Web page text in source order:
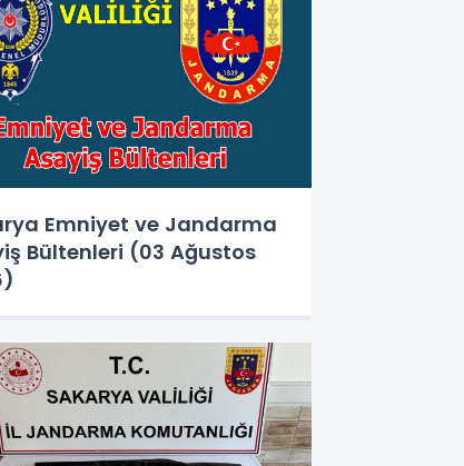
Emniyet ve Jandarma
Bültenleri (03 Ağustos